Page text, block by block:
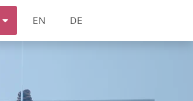
EN DE